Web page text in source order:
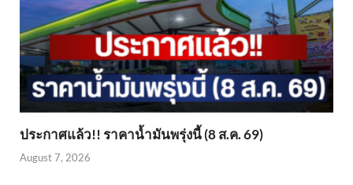
ประกาศแล้ว!! ราคาน้ำมันพรุ่งนี้ (8 ส.ค. 69)
August 7, 2026